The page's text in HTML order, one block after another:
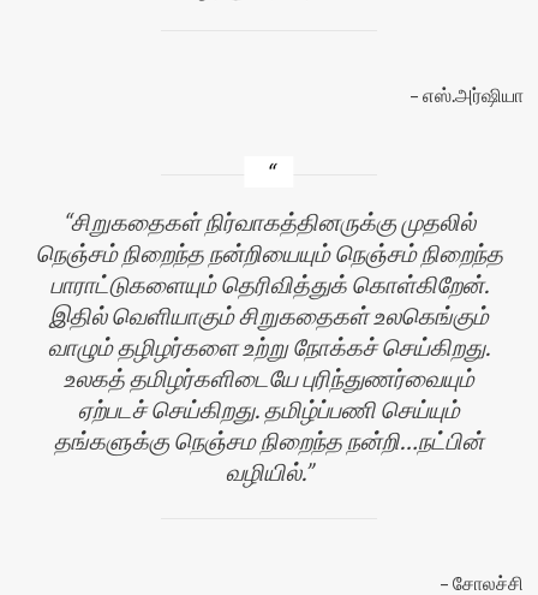
எஸ்.அர்ஷியா
சிறுகதைகள் நிர்வாகத்தினருக்கு முதலில்
நெஞ்சம் நிறைந்த நன்றியையும் நெஞ்சம் நிறைந்த
பாராட்டுகளையும் தெரிவித்துக் கொள்கிறேன்.
இதில் வெளியாகும் சிறுகதைகள் உலகெங்கும்
வாழும் தழிழர்களை உற்று நோக்கச் செய்கிறது.
உலகத் தமிழர்களிடையே புரிந்துணர்வையும்
ஏற்படச் செய்கிறது. தமிழ்ப்பணி செய்யும்
தங்களுக்கு நெஞ்சம நிறைந்த நன்றி…நட்பின்
வழியில்.
சோலச்சி